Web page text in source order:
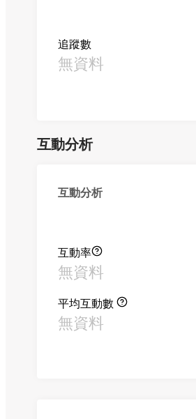
追蹤數
無資料
互動分析
互動分析
互動率
無資料
平均互動數
無資料